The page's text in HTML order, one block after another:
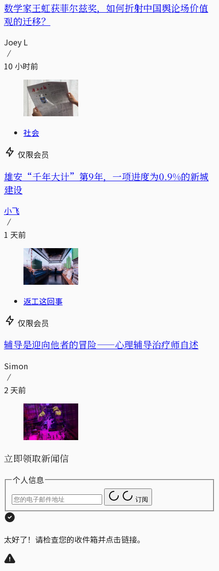
数学家王虹获菲尔兹奖，如何折射中国舆论场价值
观的迁移？
Joey L
10 小时前
社会
仅限会员
雄安“千年大计”第9年，一项进度为0.9%的新城
建设
小飞
1 天前
返工这回事
仅限会员
辅导是迎向他者的冒险——心理辅导治疗师自述
Simon
2 天前
立即领取新闻信
个人信息
订阅
太好了！请检查您的收件箱并点击链接。